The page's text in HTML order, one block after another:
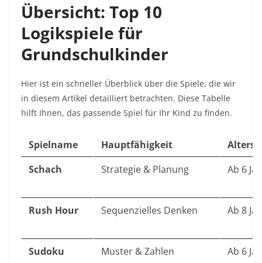
Übersicht: Top 10
Logikspiele für
Grundschulkinder
Hier ist ein schneller Überblick über die Spiele, die wir
in diesem Artikel detailliert betrachten. Diese Tabelle
hilft Ihnen, das passende Spiel für Ihr Kind zu finden.
Spielname Hauptfähigkeit
Schach
Strategie & Planung Ab 6
Rush Hour Sequenzielles Denken Ab 8
Sudoku Muster & Zahlen Ab 6